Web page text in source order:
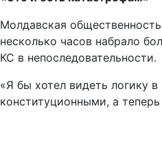
Молдавская
несколько часов набрало
КС в непоследовательности.
«Я бы хотел видеть логику
конституционными, а